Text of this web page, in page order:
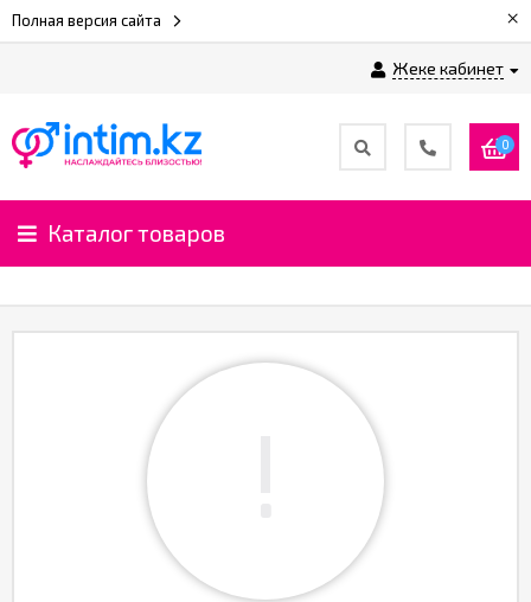
Полная версия сайта ×
Жеке кабинет
0
Каталог товаров